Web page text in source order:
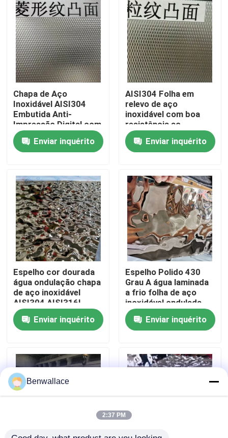
Para casa
Produtos
Vídeos
Sobre nós
Visita à fábrica
Controle de qualidade
Notícias
Solicite um orçamento
Chapa de Aço
Inoxidável AISI304
Embutida Anti-
Impressão Digital com
Espessura de 0,4 - 3,0
mm para Aplicações
Arquitetônicas
Enviar inquérito
AISI304 Folha em
relevo de aço
inoxidável com boa
resistência ao
desgaste e superfície
em relevo para
aplicações
Enviar inquérito
Espelho cor dourada
água ondulação chapa
de aço inoxidável
AISI304 AISI316L
para decoração de
teto Enviar inquérito
Espelho Polido 430
Grau A água laminada
a frio folha de aço
inoxidável ondulada
com cor PVD
Enviar inquérito
Benwallace
2:37 PM